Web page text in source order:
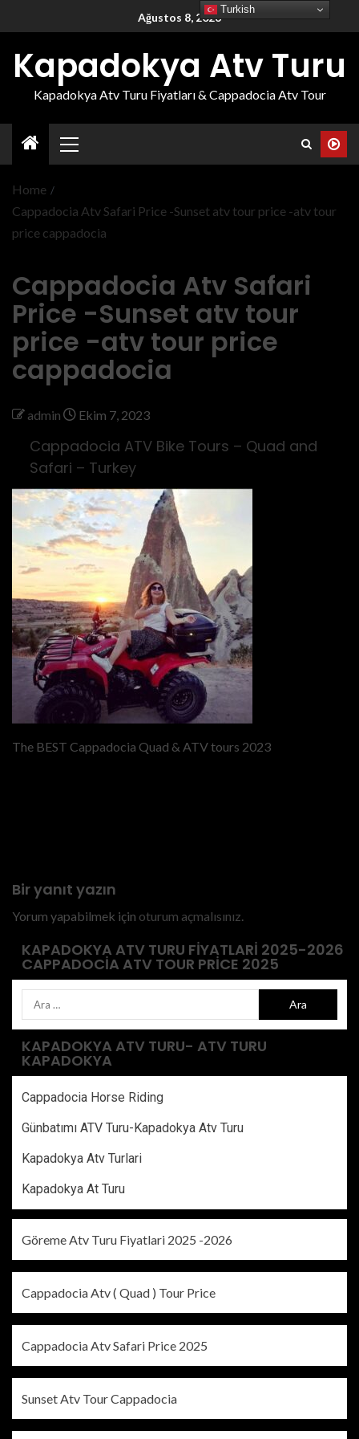
Ağustos 8, 2026
Kapadokya Atv Turu
Kapadokya Atv Turu Fiyatları & Cappadocia Atv Tour
Home
Cappadocia Atv Safari Price -Sunset atv tour price -atv tour
price cappadocia
Cappadocia Atv Safari
Price -Sunset atv tour
price -atv tour price
cappadocia
admin Ekim 7, 2023
Cappadocia ATV Bike Tours – Quad and
Safari – Turkey
The BEST Cappadocia Quad & ATV tours 2023
Bir yanıt yazın
Yorum yapabilmek için oturum açmalısınız.
KAPADOKYA ATV TURU FIYATLARI 2025-2026
CAPPADOCIA ATV TOUR PRICE 2025
KAPADOKYA ATV TURU- ATV TURU
KAPADOKYA
Cappadocia Horse Riding
Günbatımı ATV Turu-Kapadokya Atv Turu
Kapadokya Atv Turlari
Kapadokya At Turu
Göreme Atv Turu Fiyatlari 2025 -2026
Cappadocia Atv ( Quad ) Tour Price
Cappadocia Atv Safari Price 2025
Sunset Atv Tour Cappadocia
Turkish